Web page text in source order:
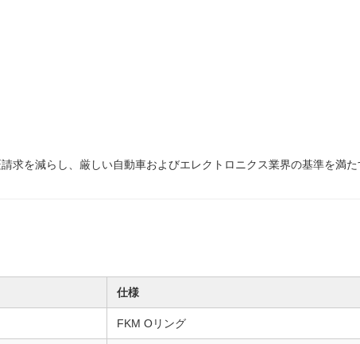
求を減らし、厳しい自動車およびエレクトロニクス業界の基準を満た
仕様
FKM Oリング